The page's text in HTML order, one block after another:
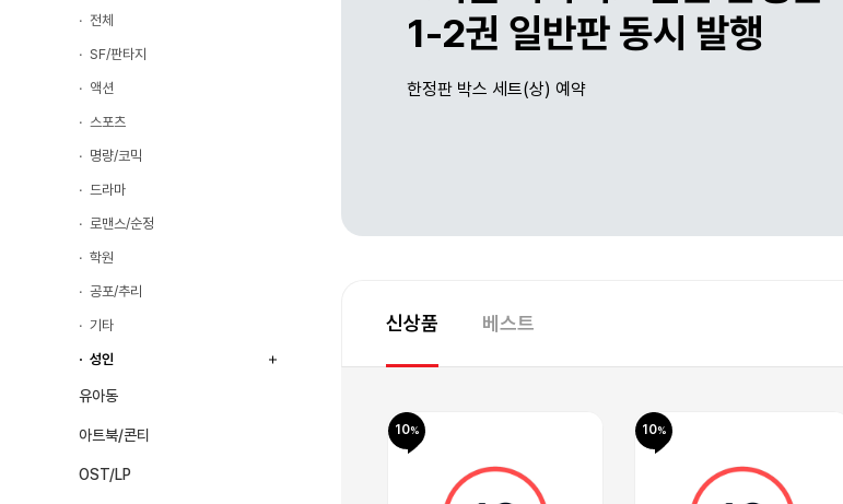
전체
SF/판타지
액션
스포츠
명량/코믹
드라마
로맨스/순정
학원
공포/추리
기타
성인
유아동
아트북/콘티
OST/LP
1-2권 일반판 동시 발행
한정판 박스 세트(상) 예약
신상품 베스트
10 10 10